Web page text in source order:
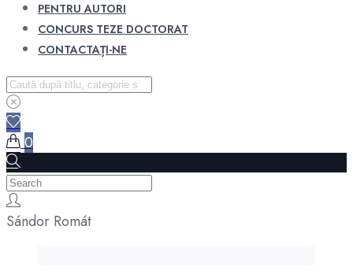
PENTRU AUTORI
CONCURS TEZE DOCTORAT
CONTACTAȚI-NE
0
Sándor Romát